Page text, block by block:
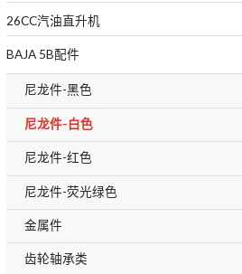
26CC汽油直升机
BAJA 5B配件
尼龙件-黑色
尼龙件-白色
尼龙件-红色
尼龙件-荧光绿色
金属件
齿轮轴承类